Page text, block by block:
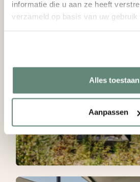
informatie die u aan ze heeft
verzameld op basis van uw
Alles toestaan
Aanpassen